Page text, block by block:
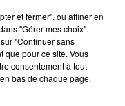
CONSULTÉS
ET RISQUE
CE LUNDI EN
AVESNOIS-
et fermer", ou affiner en
"Gérer mes choix".
"Continuer sans
que pour ce site. Vous
consentement à tout
bas de chaque page.